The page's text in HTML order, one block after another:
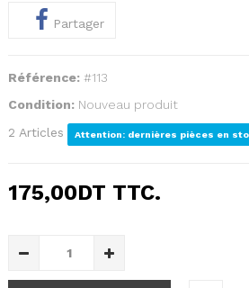
Partager
Référence: #113
Condition: Nouveau produit
2 Articles Attention: dernières pièces en
175,00DT TTC.